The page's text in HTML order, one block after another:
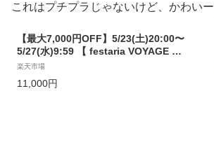
これはプチプラじゃないけど、かわいー
【最大7,000円OFF】5/23(土)20:00〜
5/27(水)9:59 【 festaria VOYAGE 】
イヤーカフ sv シルバー キュービック
リー レディース シンプル 大人 普段使
楽天市場
11,000円